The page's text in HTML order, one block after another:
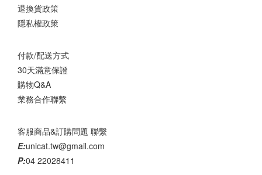
退換貨政策
隱私權政策
付款/配送方式
30天滿意保證
購物Q&A
業務合作聯繫
客服商品&訂購問題 聯繫
E:unicat.tw@gmail.com
P:04 22028411